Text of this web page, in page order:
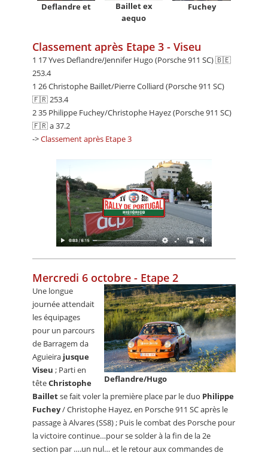
Deflandre et
Baillet ex
aequo
Fuchey
Classement après Etape 3 - Viseu
1 17 Yves Deflandre/Jennifer Hugo (Porsche 911 SC) 🇧🇪
253.4
1 26 Christophe Baillet/Pierre Colliard (Porsche 911 SC)
🇫🇷 253.4
2 35 Philippe Fuchey/Christophe Hayez (Porsche 911 SC)
🇫🇷 a 37.2
->Classement après Etape 3
Mercredi 6 octobre - Etape 2
Deflandre/Hugo
Une longue
journée attendait
les équipages
pour un parcours
de Barragem da
Aguieira jusque
Viseu ; Parti en
têteChristophe
Bailletse fait voler la première place par le duo Philippe
Fuchey/ Christophe Hayez, en Porsche 911 SC après le
passage à Alvares (SS8) ; Puis le combat des Porsche pour
la victoire continue…pour se solder à la fin de la 2e
section par ….un nul… et le retour aux commandes de